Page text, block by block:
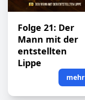
Folge 21: Der
Mann mit der
entstellten
Lippe
mehr